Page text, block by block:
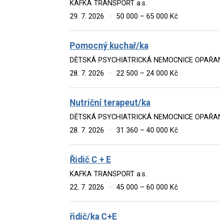
KAFKA TRANSPORT a.s.
29. 7. 2026
· 50 000 – 65 000 Kč
Pomocný kuchař/ka
DĚTSKÁ PSYCHIATRICKÁ NEMOCNICE
28. 7. 2026
· 22 500 – 24 000 Kč
Nutriční terapeut/ka
DĚTSKÁ PSYCHIATRICKÁ NEMOCNICE
28. 7. 2026
· 31 360 – 40 000 Kč
Řidič C + E
KAFKA TRANSPORT a.s.
22. 7. 2026
· 45 000 – 60 000 Kč
řidič/ka C+E